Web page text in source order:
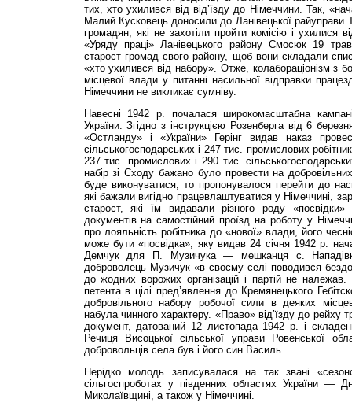
тих, хто ухилився від від’їзду до Німеччини. Так,
Малий Кусковець доносили до Ланівецької райуправи
громадян, які не захотіли пройти комісію і ухилися
«Уряду праці» Ланівецького району Смосюк 19
старост громад свого району, щоб вони складали
«хто ухилився від набору». Отже, колабораціонізм з
місцевої влади у питанні насильної відправки
Німеччини не викликає сумніву.
Навесні 1942 р. почалася широкомасштабна
України. Згідно з інструкцією Розенберга від 6
«Остланду» і «України» Герінг видав наказ
сільськогосподарських і 247 тис. промислових
237 тис. промислових і 290 тис.
набір зі Сходу бажано було провести на
буде виконуватися, то пропонувалося перейти до
які бажали вигідно працевлаштуватися у Німеччині,
старост, які їм видавали різного роду «посвідки»
документів на самостійний проїзд на роботу у
про лояльність робітника до «нової» влади, його
може бути «посвідка», яку видав 24 січня 1942 р.
Демчук для П. Музичука — мешканця с.
доброволець Музичук «в своєму селі поводився
до жодних ворожих організацій і партій не
петента в цілі пред’явлення до Кремянецького
добровільного набору робочої сили в деяких
набула чинного характеру. «Право» від’їзду до
документ, датований 12 листопада 1942 р. і
Речиця Висоцької сільської управи Ровенської
добровольців села був і його син Василь.
Нерідко молодь записувалася на так звані
сільгоспроботах у південних областях України —
Миколаївщині, а також у Німеччині.